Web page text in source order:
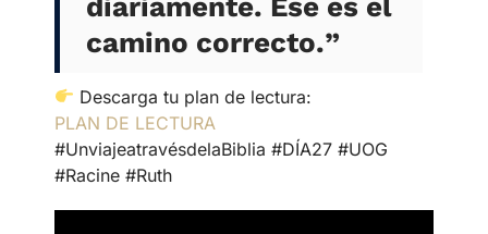
camino correcto.”
Descarga tu plan de lectura:
PLAN DE LECTURA
#UnviajeatravésdelaBiblia #DÍA27 #UOG
#Racine #Ruth